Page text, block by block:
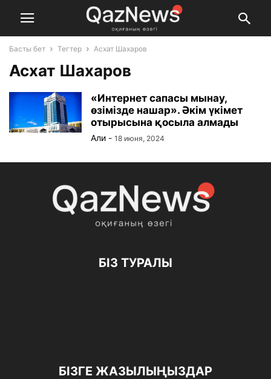
Басты бет Тегтер Асхат Шахаров
Асхат Шахаров
«Интернет сапасы мынау,
өзімізде нашар». Әкім үкімет
отырысына қосыла алмады
Али - 18 июня, 2024
БІЗ ТУРАЛЫ
БІЗГЕ ЖАЗЫЛЫҢЫЗДАР